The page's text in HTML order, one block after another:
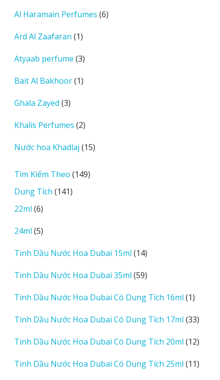
phẩm
Al Haramain Perfumes 66
Ard Al Zaafaran 11
phẩm
Atyaab perfume 33
phẩm
Bait Al Bakhoor 11
Ghala Zayed 33
phẩm
Khalis Perfumes 22
phẩm
Nước hoa Khadlaj 1515
Tìm Kiếm Theo 149149
Dung Tích 141141
22ml 66
phẩm
24ml 55
phẩm
Tinh Dầu Nước Hoa Dubai 15ml 1414
phẩm
Tinh Dầu Nước Hoa Dubai 35ml 5959
phẩm
Tinh Dầu Nước Hoa Dubai Có Dung Tích 16ml 11
phẩm
Tinh Dầu Nước Hoa Dubai Có Dung Tích 17ml 3333
phẩm
Tinh Dầu Nước Hoa Dubai Có Dung Tích 20ml 1212
phẩm
Tinh Dầu Nước Hoa Dubai Có Dung Tích 25ml 1111